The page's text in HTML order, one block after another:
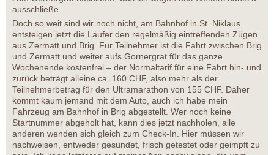
ausschließe.
Doch so weit sind wir noch nicht, am Bahnhof in St. Niklaus
entsteigen jetzt die Läufer den regelmäßig eintreffenden Zügen
aus Zermatt und Brig. Für Teilnehmer ist die Fahrt zwischen Brig
und Zermatt und weiter aufs Gornergrat für das ganze
Wochenende kostenfrei – der Normaltarif für eine Fahrt hin- und
zurück beträgt alleine ca. 160 CHF, also mehr als der
Teilnehmerbetrag für den Ultramarathon von 155 CHF. Daher
kommt kaum jemand mit dem Auto, auch ich habe mein
Fahrzeug am Bahnhof in Brig abgestellt. Wer noch keine
Startnummer abgeholt hat, kann dies jetzt nachholen, alle
anderen wenden sich gleich zum Check-In. Hier müssen wir
nachweisen, entweder gesundet, frisch getestet oder geimpft zu